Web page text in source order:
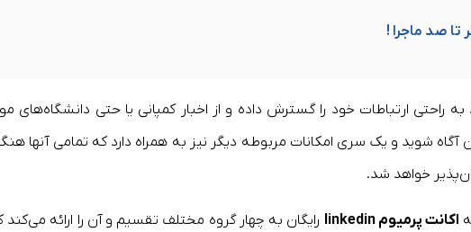
صد ماجرا !
راحتی ارتباطات خود را گسترش داده و از اخبار کمپانی یا حتی دانشگاه‌های
شوید و یک سری امکانات مربوطه دیگر نیز به همراه دارد که تمامی آنها
خواهد شد.
اکانت پرمیوم linkedin
رایگان به چهار گروه مختلف تقسیم و آن را ارائه می‌کند